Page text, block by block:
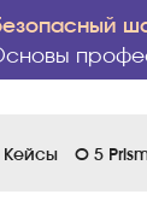
Кейсы О 5